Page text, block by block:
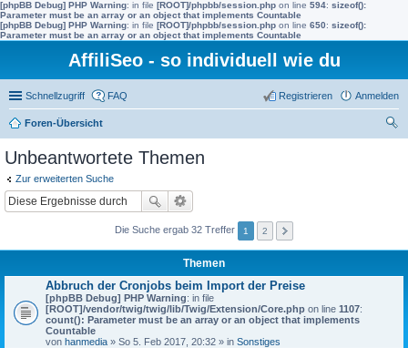
[phpBB Debug] PHP Warning: in file [ROOT]/phpbb/session.php on line 594: sizeof():
Parameter must be an array or an object that implements Countable
[phpBB Debug] PHP Warning: in file [ROOT]/phpbb/session.php on line 650: sizeof():
Parameter must be an array or an object that implements Countable
AffiliSeo - so individuell wie du
Schnellzugriff FAQ Anmelden
Registrieren
Foren-Übersicht
Unbeantwortete Themen
Zur erweiterten Suche
Die Suche ergab 32 Treffer 1 2
Themen
Abbruch der Cronjobs beim Import der Preise
[phpBB Debug] PHP Warning: in file
[ROOT]/vendor/twig/twig/lib/Twig/Extension/Core.php on line 1107:
count(): Parameter must be an array or an object that implements
Countable
von hanmedia » So 5. Feb 2017, 20:32 » in Sonstiges